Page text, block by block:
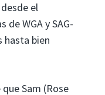
el
WGA y SAG-
hasta bien
Sam (Rose